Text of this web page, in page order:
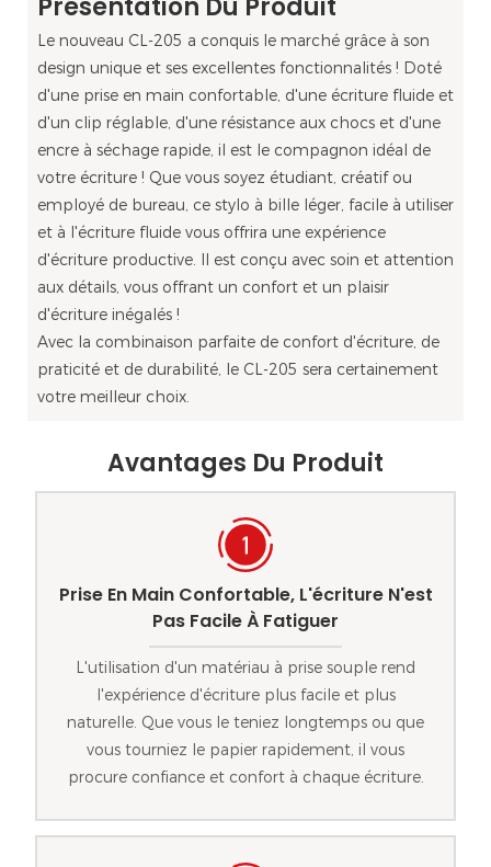
Présentation Du Produit
Le nouveau CL-205 a conquis le marché grâce à son
design unique et ses excellentes fonctionnalités ! Doté
d'une prise en main confortable, d'une écriture fluide et
d'un clip réglable, d'une résistance aux chocs et d'une
encre à séchage rapide, il est le compagnon idéal de
votre écriture ! Que vous soyez étudiant, créatif ou
employé de bureau, ce stylo à bille léger, facile à utiliser
et à l'écriture fluide vous offrira une expérience
d'écriture productive. Il est conçu avec soin et attention
aux détails, vous offrant un confort et un plaisir
d'écriture inégalés !
Avec la combinaison parfaite de confort d'écriture, de
praticité et de durabilité, le CL-205 sera certainement
votre meilleur choix.
Avantages Du Produit
Prise En Main Confortable, L'écriture N'est
Pas Facile À Fatiguer
L'utilisation d'un matériau à prise souple rend
l'expérience d'écriture plus facile et plus
naturelle. Que vous le teniez longtemps ou que
vous tourniez le papier rapidement, il vous
procure confiance et confort à chaque écriture.